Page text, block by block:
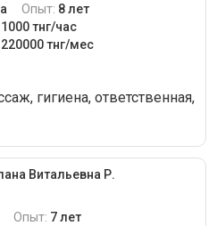
Опыт: 8 лет
тнг/час
тнг/мес
гигиена, ответственная,
Витальевна Р.
Опыт: 7 лет